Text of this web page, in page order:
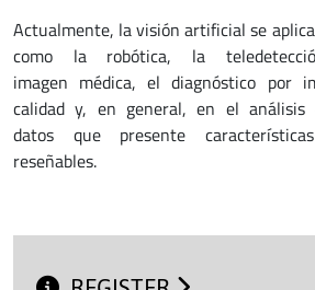
Actualmente, la visión artificial se
como la robótica, la
imagen médica, el diagnóstico por
calidad y, en general, en el
datos que presente características
reseñables.